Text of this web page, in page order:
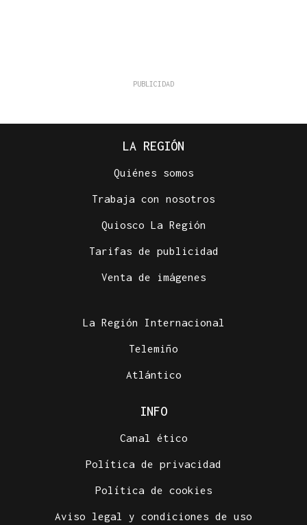
LA REGIÓN
Quiénes somos
Trabaja con nosotros
Quiosco La Región
Tarifas de publicidad
Venta de imágenes
La Región Internacional
Telemiño
Atlántico
INFO
Canal ético
Política de privacidad
Política de cookies
Aviso legal y condiciones de uso